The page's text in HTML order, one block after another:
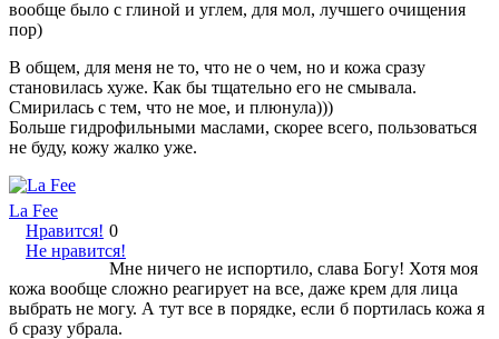
вообще было с глиной и углем, для мол, лучшего очищения
пор)
В общем, для меня не то, что не о чем, но и кожа сразу
становилась хуже. Как бы тщательно его не смывала.
Смирилась с тем, что не мое, и плюнула)))
Больше гидрофильными маслами, скорее всего, пользоваться
не буду, кожу жалко уже.
La Fee
Нравится!
Не нравится!
0
Мне ничего не испортило, слава Богу! Хотя моя
кожа вообще сложно реагирует на все, даже крем для лица
выбрать не могу. А тут все в порядке, если б портилась кожа я
б сразу убрала.